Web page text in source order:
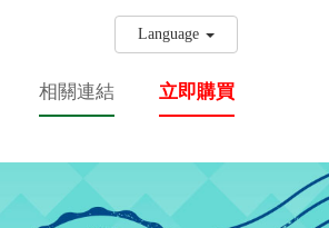
Language
相關連結 立即購買